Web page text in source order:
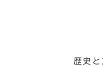
歴史